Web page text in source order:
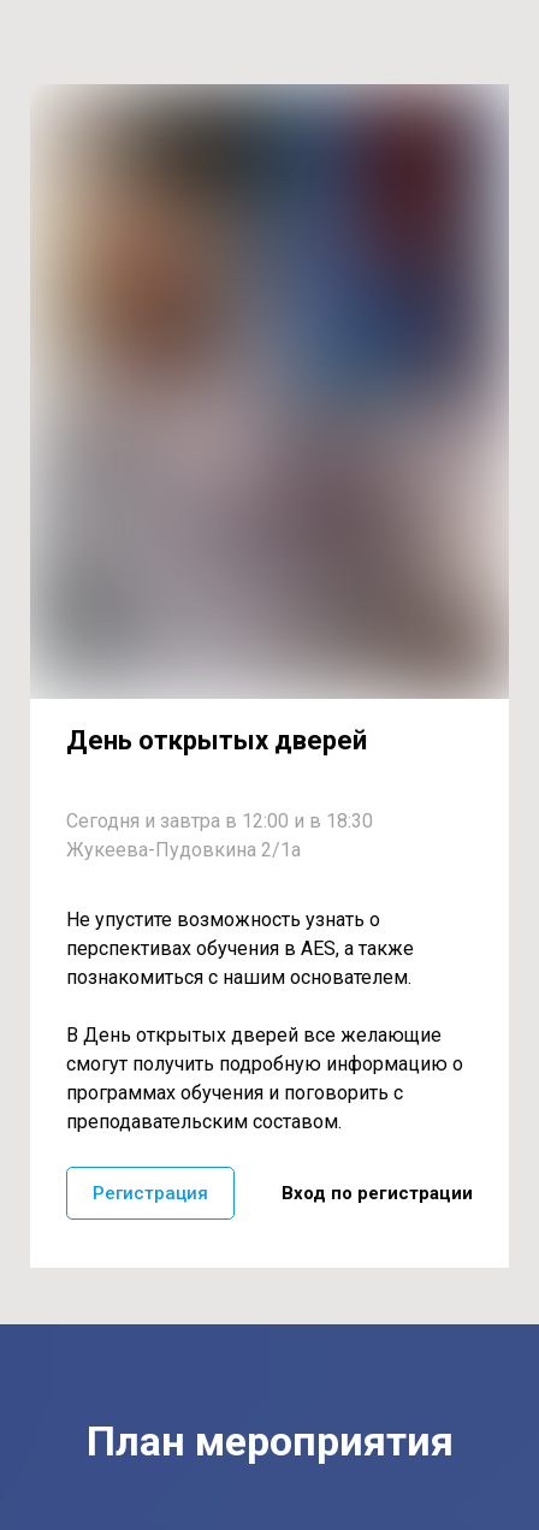
День открытых дверей
Сегодня и завтра в 12:00 и в 18:30
Жукеева-Пудовкина 2/1a
Не упустите возможность узнать о
перспективах обучения в AES, а также
познакомиться с нашим основателем.
В День открытых дверей все желающие
смогут получить подробную информацию о
программах обучения и поговорить с
преподавательским составом.
Регистрация Вход по регистрации
План мероприятия